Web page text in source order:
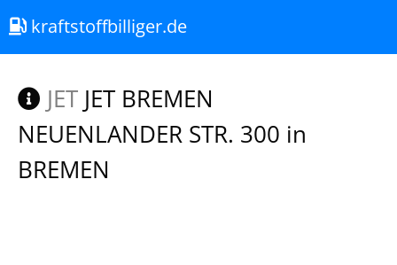
kraftstoffbilliger.de
JET JET BREMEN
NEUENLANDER STR. 300 in
BREMEN